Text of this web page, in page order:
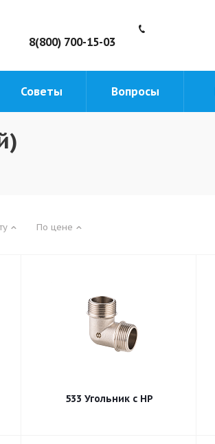
8(800) 700-15-03
Советы Вопросы
По цене
533 Угольник с НР